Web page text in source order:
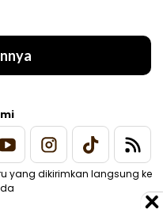
yang dikirimkan langsung ke